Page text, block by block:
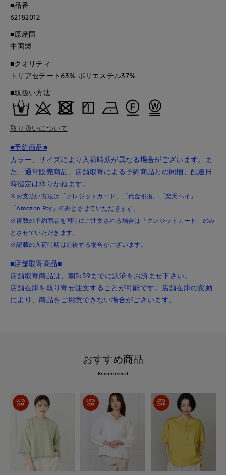
■品番
62182012
■原産国
中国製
■クオリティ
トリアセテート63% ポリエステル37%
■取扱い方法
取り扱いについて
■予約商品■
カラー、サイズにより入荷時期が異なる場合がございます。ま
た、通常販売商品、店舗取寄による予約商品との同梱、配達日
時指定は承りかねます。
※お支払い方法は「クレジットカード」「代金引換」「楽天ペイ」
「Amazon Pay」のみとさせていただきます。
※複数の予約商品を同時にご注文される場合は「クレジットカード」のみ
とさせていただきます。
※記載の入荷時期は前後する場合がございます。
■店舗取寄商品■
店舗取寄商品は、朝5:59までに決済をお済ませ下さい。
店舗在庫を取り寄せ注文することが可能です。店舗在庫の変動
により、商品をご用意できない場合がございます。
おすすめ商品
Recommend
50%
OFF
60%
OFF
20%
OFF